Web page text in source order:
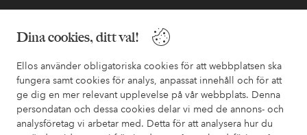
Dina cookies, ditt val!
Ellos använder obligatoriska cookies för att webbplatsen ska
fungera samt cookies för analys, anpassat innehåll och för att
ge dig en mer relevant upplevelse på vår webbplats. Denna
persondatan och dessa cookies delar vi med de annons- och
analysföretag vi arbetar med. Detta för att analysera hur du
Vänner
Säkra betalningar - Betala direkt eller dela upp
Vill du veta mer om våra betalalternativ?